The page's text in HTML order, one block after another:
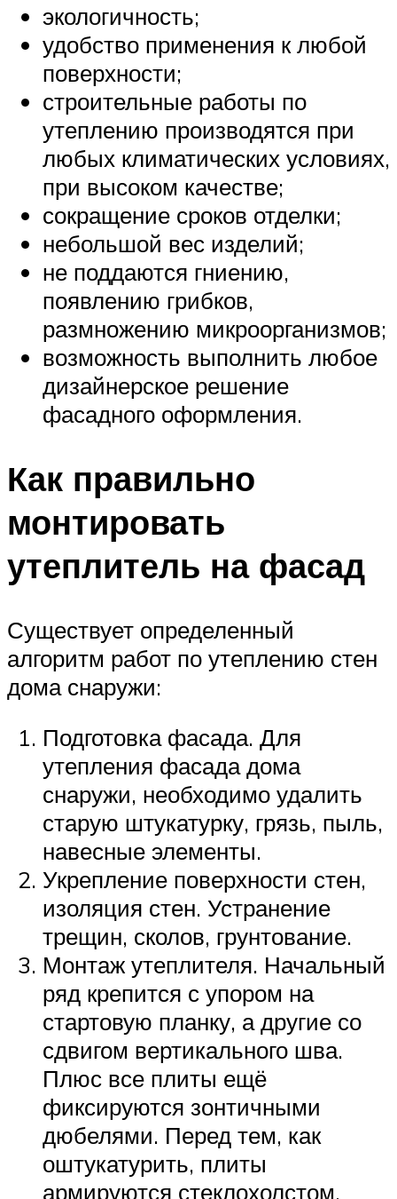
экологичность;
удобство применения к любой
поверхности;
строительные работы по
утеплению производятся при
любых климатических условиях,
при высоком качестве;
сокращение сроков отделки;
небольшой вес изделий;
не поддаются гниению,
появлению грибков,
размножению микроорганизмов;
возможность выполнить любое
дизайнерское решение
фасадного оформления.
Как правильно
монтировать
утеплитель на фасад
Существует определенный
алгоритм работ по утеплению стен
дома снаружи:
Подготовка фасада. Для
утепления фасада дома
снаружи, необходимо удалить
старую штукатурку, грязь, пыль,
навесные элементы.
Укрепление поверхности стен,
изоляция стен. Устранение
трещин, сколов, грунтование.
Монтаж утеплителя. Начальный
ряд крепится с упором на
стартовую планку, а другие со
сдвигом вертикального шва.
Плюс все плиты ещё
фиксируются зонтичными
дюбелями. Перед тем, как
оштукатурить, плиты
армируются стеклохолстом.